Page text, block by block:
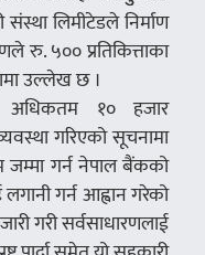
लिमीटेडले निर्माण
रु. ५०० प्रतिकित्ताका
उल्लेख छ ।
अधिकतम १० हजार
गरिएको सूचनामा
गर्न नेपाल बैंकको
गर्न आह्वान गरेको
गरी सर्वसाधारणलाई